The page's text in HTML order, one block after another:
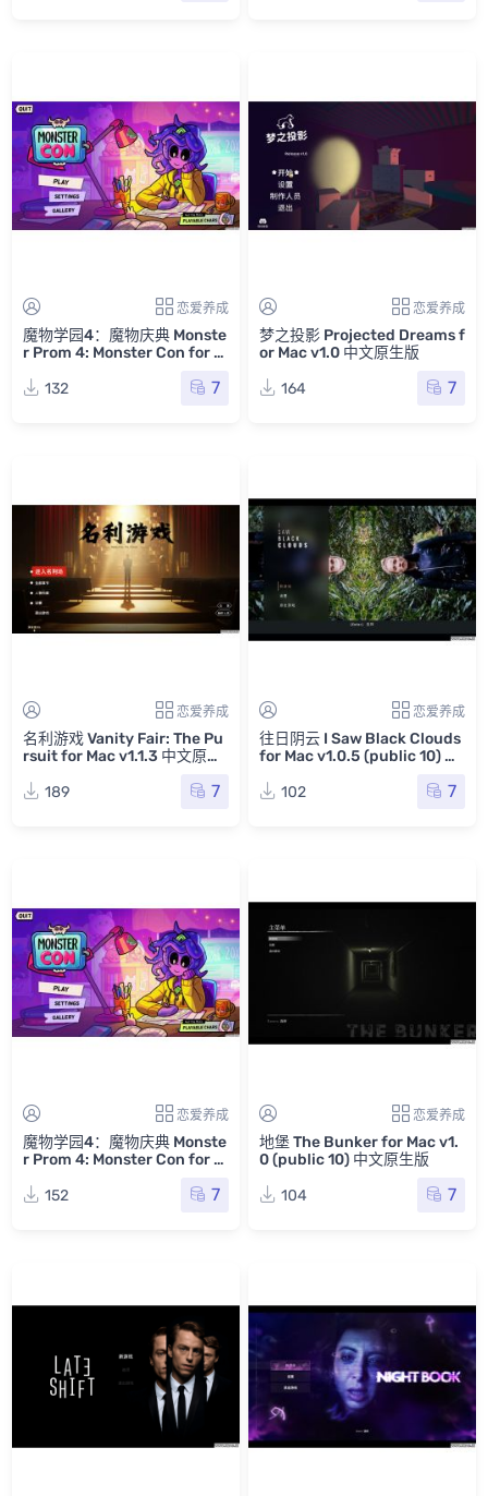
恋爱养成
魔物学园4：魔物庆典 Monste
r Prom 4: Monster Con for M
132
7
恋爱养成
梦之投影 Projected Dreams f
or Mac v1.0 中文原生版
164
7
恋爱养成
名利游戏 Vanity Fair: The Pu
rsuit for Mac v1.1.3 中文原生
189
7
恋爱养成
往日阴云 I Saw Black Clouds
for Mac v1.0.5 (public 10) 中
102
7
恋爱养成
魔物学园4：魔物庆典 Monste
r Prom 4: Monster Con for M
152
7
恋爱养成
地堡 The Bunker for Mac v1.
0 (public 10) 中文原生版
104
7